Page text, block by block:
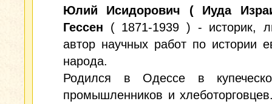
Юлий Исидорович ( Иуда
Гессен ( 1871-1939 ) - историк,
автор научных работ по истории
народа.
Родился в Одессе в
промышленников и